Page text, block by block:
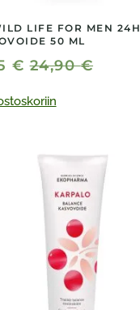
LIFE FOR MEN 24H
50 ML
€ 24,90€